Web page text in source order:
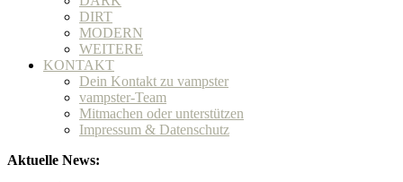
DIRT
MODERN
WEITERE
KONTAKT
Dein Kontakt zu vampster
vampster-Team
Mitmachen oder unterstützen
Impressum & Datenschutz
Aktuelle News: